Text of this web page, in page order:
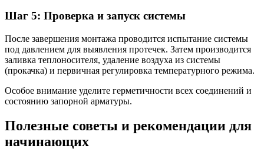
Шаг 5: Проверка и запуск системы
После завершения монтажа проводится испытание системы
под давлением для выявления протечек. Затем производится
заливка теплоносителя, удаление воздуха из системы
(прокачка) и первичная регулировка температурного режима.
Особое внимание уделите герметичности всех соединений и
состоянию запорной арматуры.
Полезные советы и рекомендации для
начинающих